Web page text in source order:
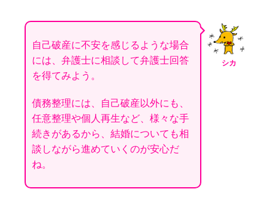
シカ
自己破産に不安を感じるような場合
には、弁護士に相談して弁護士回答
を得てみよう。
債務整理には、自己破産以外にも、
任意整理や個人再生など、様々な手
続きがあるから、結婚についても相
談しながら進めていくのが安心だ
ね。